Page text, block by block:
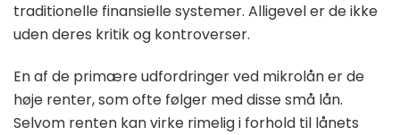
traditionelle finansielle systemer. Alligevel er de ikke
uden deres kritik og kontroverser.
En af de primære udfordringer ved mikrolån er de
høje renter, som ofte følger med disse små lån.
Selvom renten kan virke rimelig i forhold til lånets